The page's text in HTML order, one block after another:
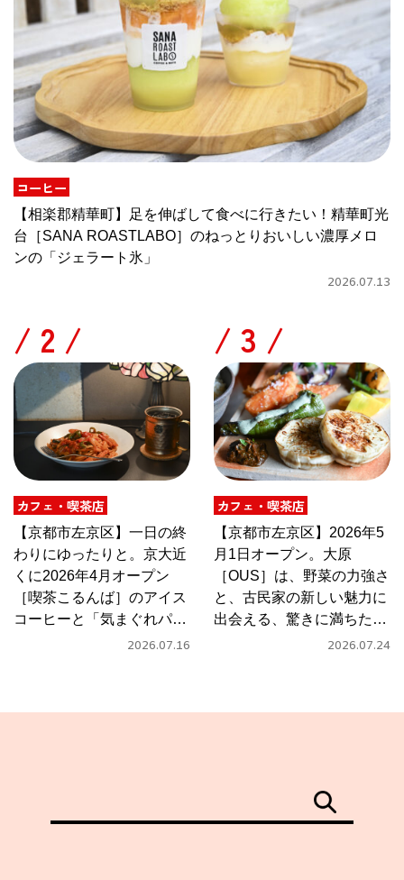
コーヒー
【相楽郡精華町】足を伸ばして食べに行きたい！精華町光
台［SANA ROASTLABO］のねっとりおいしい濃厚メロ
ンの「ジェラート氷」
2026.07.13
/
カフェ・喫茶店
【京都市左京区】一日の終
わりにゆったりと。京大近
くに2026年4月オープン
［喫茶こるんば］のアイス
コーヒーと「気まぐれパス
2026.07.16
/
カフェ・喫茶店
【京都市左京区】2026年5
月1日オープン。大原
［OUS］は、野菜の力強さ
と、古民家の新しい魅力に
出会える、驚きに満ちたカ
2026.07.24